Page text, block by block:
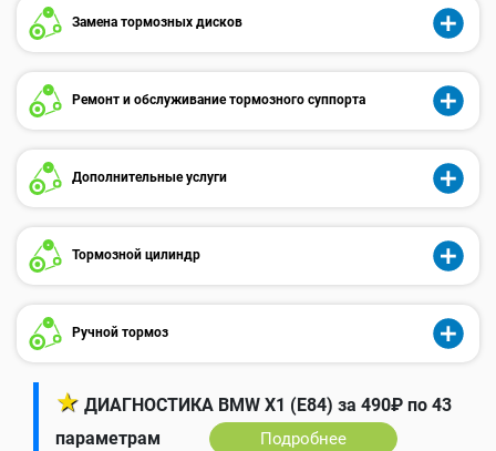
Замена тормозных дисков
Ремонт и обслуживание тормозного суппорта
Дополнительные услуги
Тормозной цилиндр
Ручной тормоз
★ ДИАГНОСТИКА BMW X1 (E84) за 490₽ по 43
параметрам
Подробнее